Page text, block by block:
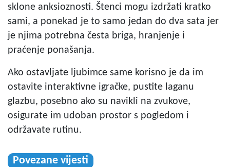
sklone anksioznosti. Štenci mogu izdržati kratko
sami, a ponekad je to samo jedan do dva sata jer
je njima potrebna česta briga, hranjenje i
praćenje ponašanja.
Ako ostavljate ljubimce same korisno je da im
ostavite interaktivne igračke, pustite laganu
glazbu, posebno ako su navikli na zvukove,
osigurate im udoban prostor s pogledom i
održavate rutinu.
Povezane vijesti